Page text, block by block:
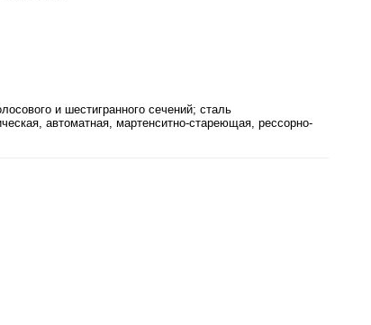
и шестигранного сечений; сталь
автоматная, мартенситно-стареющая, рессорно-